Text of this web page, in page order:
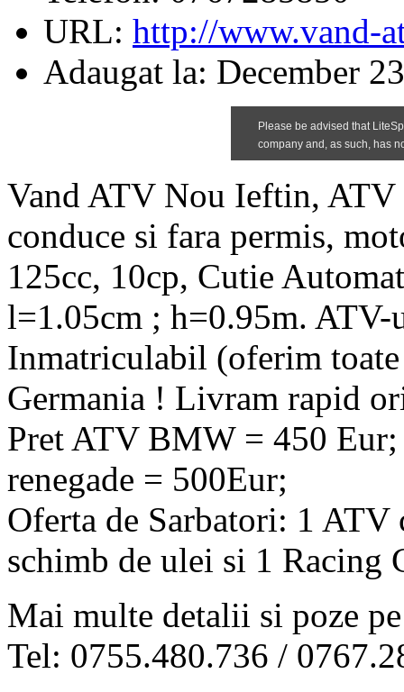
URL: http://www.vand-
Adaugat la: December
Vand ATV Nou Ieftin,
conduce si fara permis,
125cc, 10cp, Cutie
l=1.05cm ; h=0.95m.
Inmatriculabil (oferim
Germania ! Livram rapid
Pret ATV BMW = 450
renegade = 500Eur;
Oferta de Sarbatori: 1 ATV
schimb de ulei si 1 Racing
Mai multe detalii si poze
Tel: 0755.480.736 /